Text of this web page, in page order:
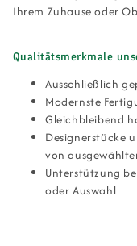
Ihrem Zuhause oder
Qualitätsmerkmale
Ausschließlich
Modernste
Gleichbleibend
Designerstücke
von
Unterstützung
oder Auswahl